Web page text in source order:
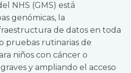
NHS (GMS) está
genómicas, la
de datos en toda
pruebas rutinarias de
niños con cáncer o
y ampliando el acceso